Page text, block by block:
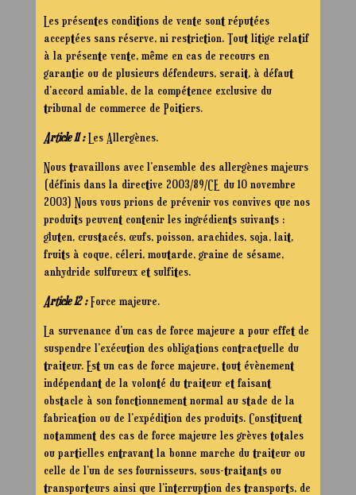
Les présentes conditions de vente sont réputées
acceptées sans réserve, ni restriction. Tout litige relatif
à la présente vente, même en cas de recours en
garantie ou de plusieurs défendeurs, serait, à défaut
d’accord amiable, de la compétence exclusive du
tribunal de commerce de Poitiers.
Article 11 : Les Allergènes.
Nous travaillons avec l’ensemble des allergènes majeurs
(définis dans la directive 2003/89/CE du 10 novembre
2003) Nous vous prions de prévenir vos convives que nos
produits peuvent contenir les ingrédients suivants :
gluten, crustacés, œufs, poisson, arachides, soja, lait,
fruits à coque, céleri, moutarde, graine de sésame,
anhydride sulfureux et sulfites.
Article 12 : Force majeure.
La survenance d’un cas de force majeure a pour effet de
suspendre l’exécution des obligations contractuelle du
traiteur. Est un cas de force majeure, tout évènement
indépendant de la volonté du traiteur et faisant
obstacle à son fonctionnement normal au stade de la
fabrication ou de l’expédition des produits. Constituent
notamment des cas de force majeure les grèves totales
ou partielles entravant la bonne marche du traiteur ou
celle de l’un de ses fournisseurs, sous-traitants ou
transporteurs ainsi que l’interruption des transports, de